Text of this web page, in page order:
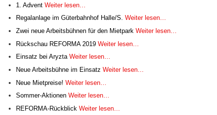
1. Advent Weiter lesen…
Regalanlage im Güterbahnhof Halle/S. Weiter lesen…
Zwei neue Arbeitsbühnen für den Mietpark Weiter lesen…
Rückschau REFORMA 2019 Weiter lesen…
Einsatz bei Aryzta Weiter lesen…
Neue Arbeitsbühne im Einsatz Weiter lesen…
Neue Mietpreise! Weiter lesen…
Sommer-Aktionen Weiter lesen…
REFORMA-Rückblick Weiter lesen…